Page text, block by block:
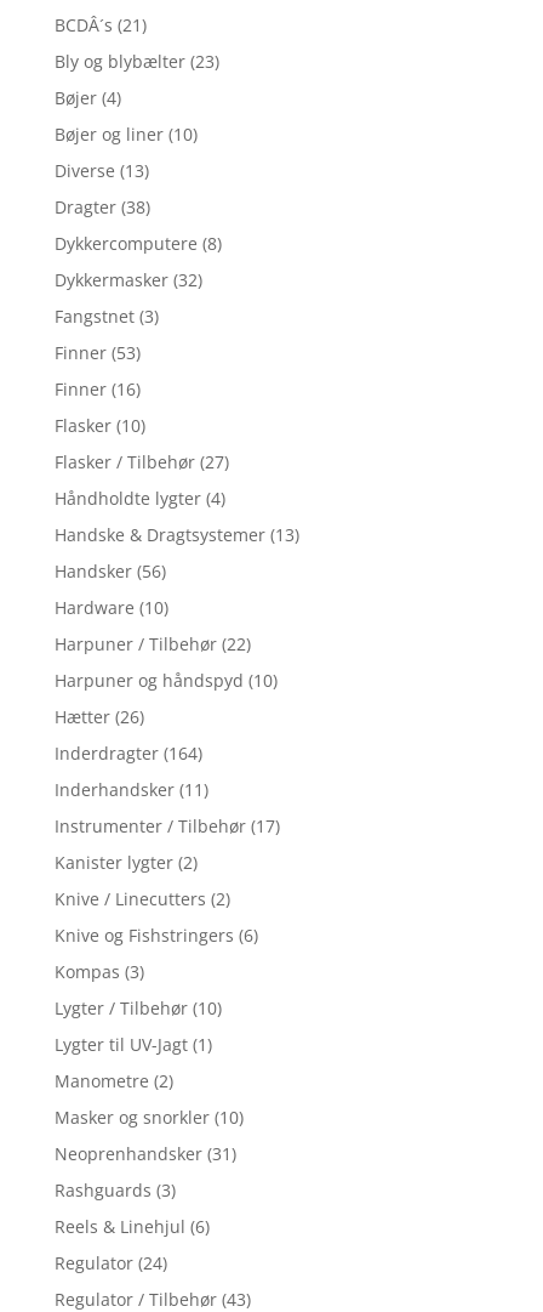
BCDÂ´s (21)
Bly og blybælter (23)
Bøjer (4)
Bøjer og liner (10)
Diverse (13)
Dragter (38)
Dykkercomputere (8)
Dykkermasker (32)
Fangstnet (3)
Finner (53)
Finner (16)
Flasker (10)
Flasker / Tilbehør (27)
Håndholdte lygter (4)
Handske & Dragtsystemer (13)
Handsker (56)
Hardware (10)
Harpuner / Tilbehør (22)
Harpuner og håndspyd (10)
Hætter (26)
Inderdragter (164)
Inderhandsker (11)
Instrumenter / Tilbehør (17)
Kanister lygter (2)
Knive / Linecutters (2)
Knive og Fishstringers (6)
Kompas (3)
Lygter / Tilbehør (10)
Lygter til UV-Jagt (1)
Manometre (2)
Masker og snorkler (10)
Neoprenhandsker (31)
Rashguards (3)
Reels & Linehjul (6)
Regulator (24)
Regulator / Tilbehør (43)